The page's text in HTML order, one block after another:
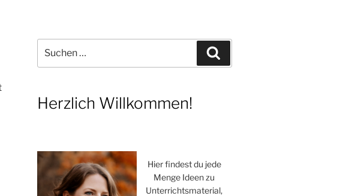
nach:
Herzlich Willkommen!
Hier findest du jede
Menge Ideen zu
Unterrichtsmaterial,